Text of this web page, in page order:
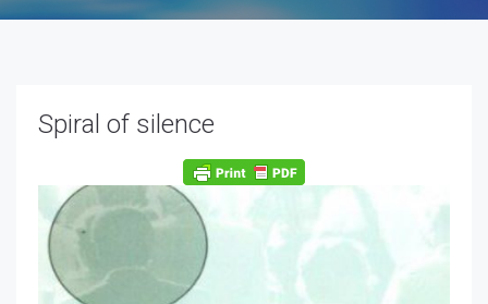
Spiral of silence